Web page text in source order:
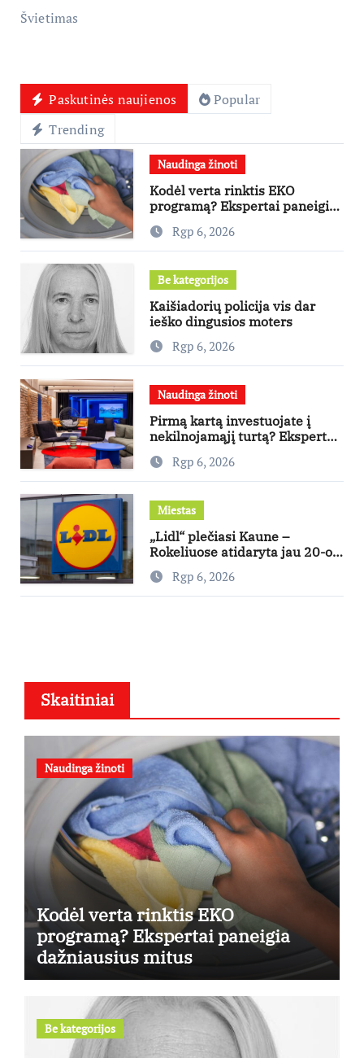
Švietimas
Paskutinės naujienos
Popular
Trending
Naudinga žinoti
Kodėl verta rinktis EKO
programą? Ekspertai paneigia
dažniausius mitus
Rgp 6, 2026
Be kategorijos
Kaišiadorių policija vis dar
ieško dingusios moters
Rgp 6, 2026
Naudinga žinoti
Pirmą kartą investuojate į
nekilnojamąjį turtą? Ekspertas
pataria, kaip pasirinkti būstą,
kuris generuos grąžą
Rgp 6, 2026
Miestas
„Lidl“ plečiasi Kaune –
Rokeliuose atidaryta jau 20-oji
parduotuvė mieste
Rgp 6, 2026
Skaitiniai
Naudinga žinoti
Kodėl verta rinktis EKO
programą? Ekspertai paneigia
dažniausius mitus
Be kategorijos